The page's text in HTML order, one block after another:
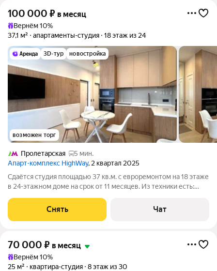
100 000 ₽ в месяц
Вернём 10%
37,1 м²
апартаменты-студия 18 этаж из 24
3D-тур новостройка
возможен торг
Пролетарская
5 мин.
Апарт-комплекс HighWay, 2 квартал 2025
Сдаётся студия площадью 37 кв.м. с евроремонтом на 18 этаже
в 24-этажном доме на срок от 11 месяцев. Из техники есть:
Посудомоечная машина Кондиционер Бойлер Микроволновка
Пылесос Дом -
Снять Чат
70 000 ₽ в месяц
Вернём 10%
25 м²
квартира-студия 8 этаж из 30